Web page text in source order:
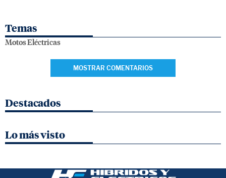
Temas
Motos Eléctricas
MOSTRAR COMENTARIOS
Destacados
Lo más visto